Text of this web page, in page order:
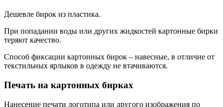
Дешевле бирок из пластика.
При попадании воды или других жидкостей картонные бирки
теряют качество.
Способ фиксации картонных бирок – навесные, в отличие от
текстильных ярлыков в одежду не втачиваются.
Печать на картонных бирках
Нанесение печати логотипа или другого изображения по